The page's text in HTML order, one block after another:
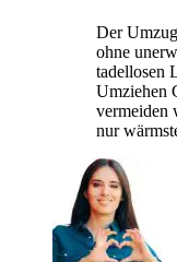
Der
ohne
tadellosen
Umziehen
vermeiden
nur